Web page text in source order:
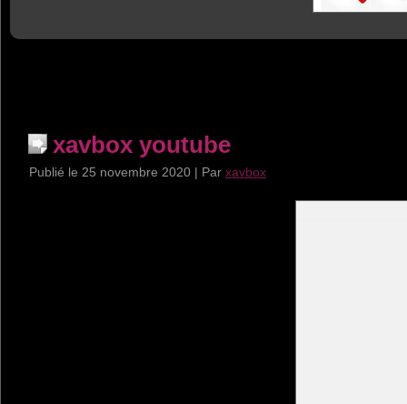
xavbox youtube
Publié le 25 novembre 2020 | Par xavbox